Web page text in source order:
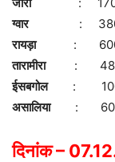
ग्वार
: 3800
रायड़ा : 6000
तारामीरा: 4800
ईसबगोल
:
असालिया :
दिनांक –